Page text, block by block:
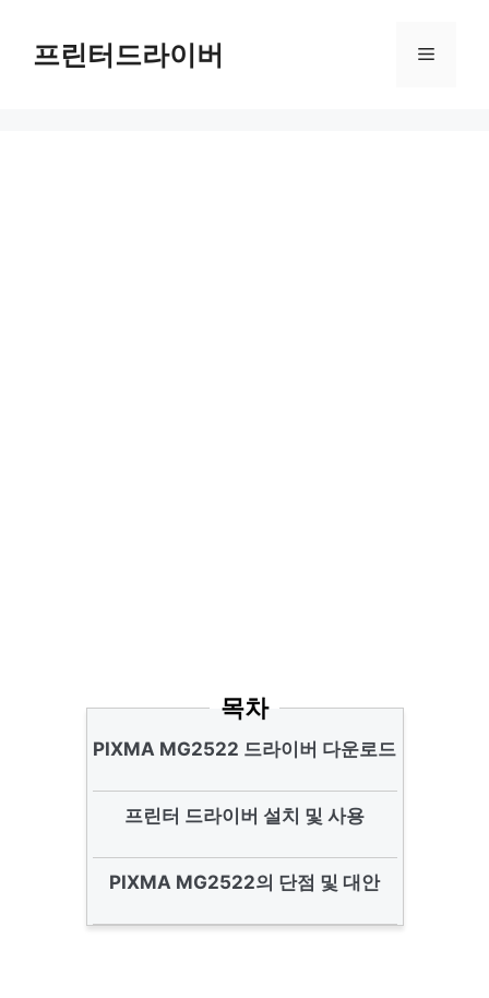
content프린터드라이버 Menu
목차
PIXMA MG2522 드라이버 다운로드
프린터 드라이버 설치 및 사용
PIXMA MG2522의 단점 및 대안